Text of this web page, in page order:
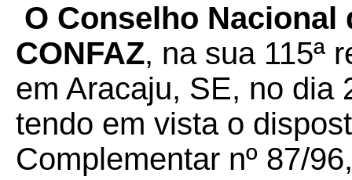
O Conselho Nacional
CONFAZ, na sua 115ª
em Aracaju, SE, no dia
tendo em vista o
Complementar nº 87/